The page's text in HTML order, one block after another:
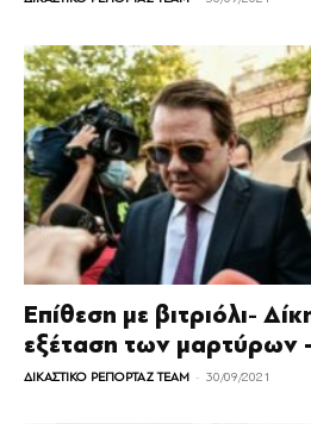
Επίθεση με βιτριόλι-
εξέταση των μαρτύρων
ΔΙΚΑΣΤΙΚΟ ΡΕΠΟΡΤΑΖ TEAM - 30/09/2021